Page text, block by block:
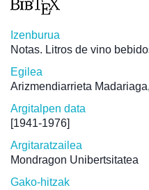
Izenburua
Notas. Litros de vino
Egilea
Arizmendiarrieta
Argitalpen data
[1941-1976]
Argitaratzailea
Mondragon Unibertsitatea
Gako-hitzak